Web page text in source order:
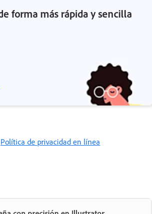
forma más rápida y sencilla
Política de privacidad en línea